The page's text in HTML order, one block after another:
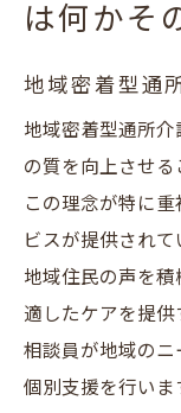
地域住
性
地域住民と
ービスの特
地域住
い介護
地域交
は何かそ
地域密着型通
地域密着型通所
の質を向上させる
この理念が特に
ビスが提供されて
地域住民の声を
適したケアを提
相談員が地域のニ
個別支援を行いま